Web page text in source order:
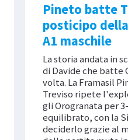
Pineto batte
posticipo
A1 maschile
La storia andata in
di Davide che batte
volta. La Framasil
Treviso ripete
gli Orogranata per
equilibrato, con la
deciderlo grazie al